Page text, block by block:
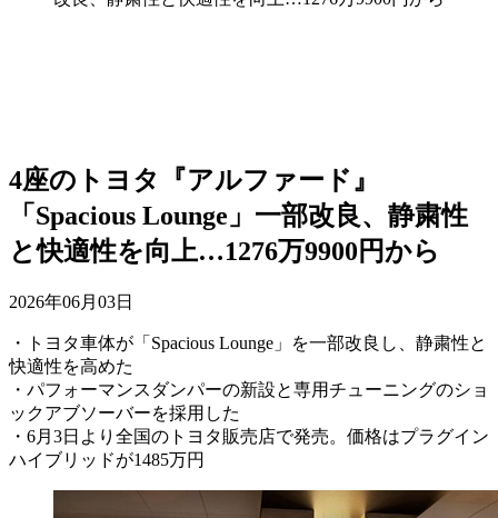
4座のトヨタ『アルファード』
「Spacious Lounge」一部改良、静粛性
と快適性を向上…1276万9900円から
2026年06月03日
・トヨタ車体が「Spacious Lounge」を一部改良し、静粛性と
快適性を高めた
・パフォーマンスダンパーの新設と専用チューニングのショ
ックアブソーバーを採用した
・6月3日より全国のトヨタ販売店で発売。価格はプラグイン
ハイブリッドが1485万円